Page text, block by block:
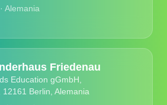
Alemania
Friedenau
Education gGmbH,
Berlin, Alemania